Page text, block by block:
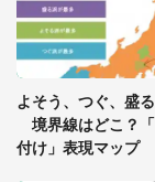
グ
「閉
年
8万
よそう、つぐ、盛
境界線はどこ？
付け」表現マップ